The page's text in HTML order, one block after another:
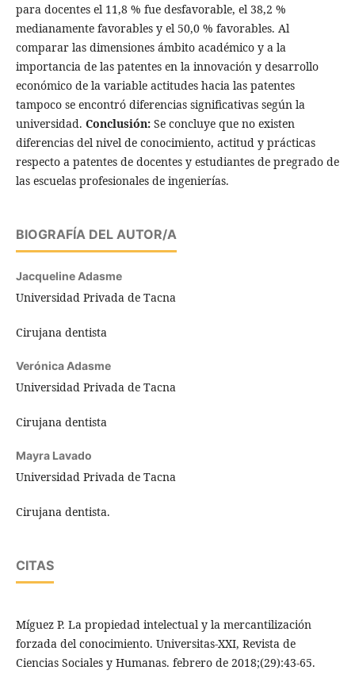
para docentes el 11,8 % fue desfavorable, el 38,2 %
medianamente favorables y el 50,0 % favorables. Al
comparar las dimensiones ámbito académico y a la
importancia de las patentes en la innovación y desarrollo
económico de la variable actitudes hacia las patentes
tampoco se encontró diferencias significativas según la
universidad. Conclusión:Se concluye que no existen
diferencias del nivel de conocimiento, actitud y prácticas
respecto a patentes de docentes y estudiantes de pregrado de
las escuelas profesionales de ingenierías.
BIOGRAFÍA DEL AUTOR/A
Jacqueline Adasme
Universidad Privada de Tacna
Cirujana dentista
Verónica Adasme
Universidad Privada de Tacna
Cirujana dentista
Mayra Lavado
Universidad Privada de Tacna
Cirujana dentista.
CITAS
Míguez P. La propiedad intelectual y la mercantilización
forzada del conocimiento. Universitas-XXI, Revista de
Ciencias Sociales y Humanas. febrero de 2018;(29):43-65.